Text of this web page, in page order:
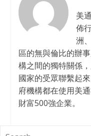
美
佈
洲
區的無與倫比的辦
構之間的獨特關係
國家的受眾聯繫起
府機構都在使用美
財富500強企業。